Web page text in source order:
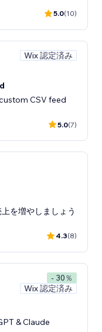
5.0(10)
Wix 認定済み
CSV feed
5.0(7)
を増やしましょう
4.3(8)
- 30％
Wix 認定済み
& Claude